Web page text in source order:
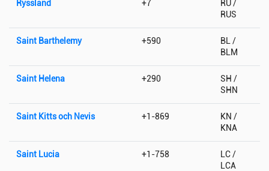
Ryssland +7
RU /
RUS
Saint Barthelemy +590
BL /
BLM
Saint Helena +290
SH /
SHN
Saint Kitts och Nevis +1-869
KN /
KNA
Saint Lucia +1-758
LC /
LCA